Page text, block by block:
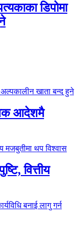
डिपोमा
आदेशमै
वित्तीय